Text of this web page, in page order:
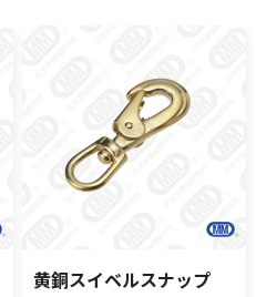
黄銅スイベルスナップ